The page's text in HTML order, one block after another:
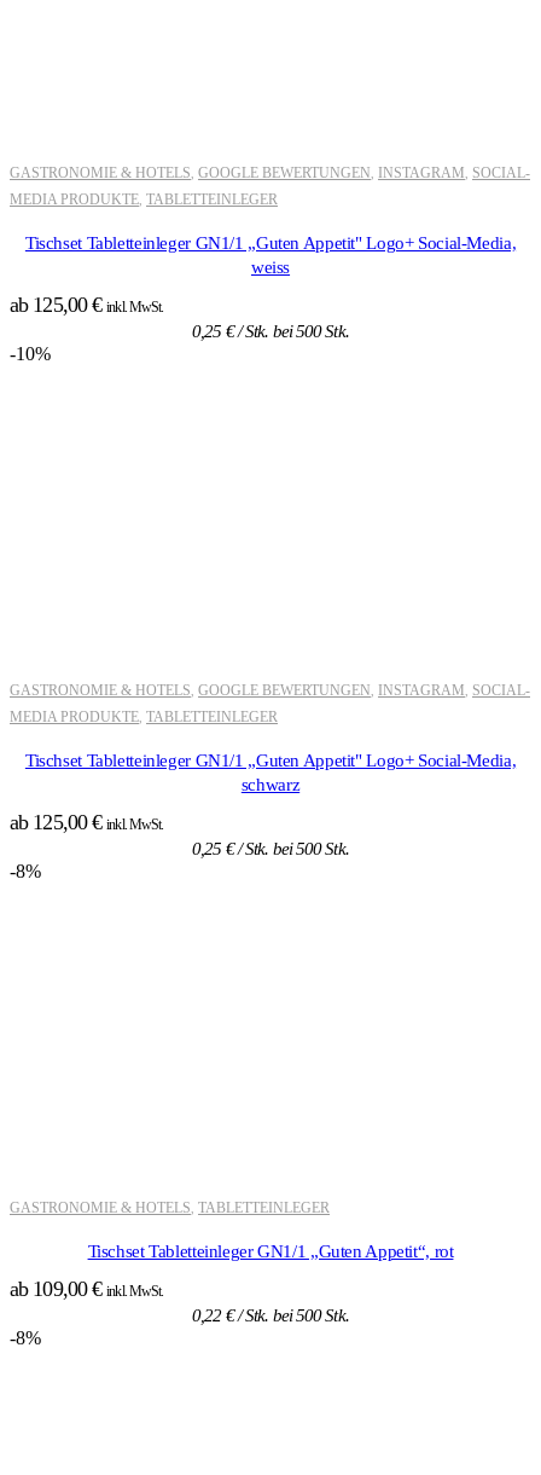
GASTRONOMIE & HOTELS GOOGLE BEWERTUNGEN INSTAGRAM SOCIAL-
MEDIA PRODUKTE TABLETTEINLEGER
Tischset Tabletteinleger GN1/1 „Guten Appetit" Logo+ Social-Media,
weiss
ab 125,00€ inkl. MwSt.
0,25 €/ Stk. bei 500 Stk.
-10%
GASTRONOMIE & HOTELS GOOGLE BEWERTUNGEN INSTAGRAM SOCIAL-
MEDIA PRODUKTE TABLETTEINLEGER
Tischset Tabletteinleger GN1/1 „Guten Appetit" Logo+ Social-Media,
schwarz
ab 125,00€ inkl. MwSt.
0,25 €/ Stk. bei 500 Stk.
-8%
GASTRONOMIE & HOTELS TABLETTEINLEGER
Tischset Tabletteinleger GN1/1 „Guten Appetit“, rot
ab 109,00€ inkl. MwSt.
0,22€/ Stk. bei 500 Stk.
-8%